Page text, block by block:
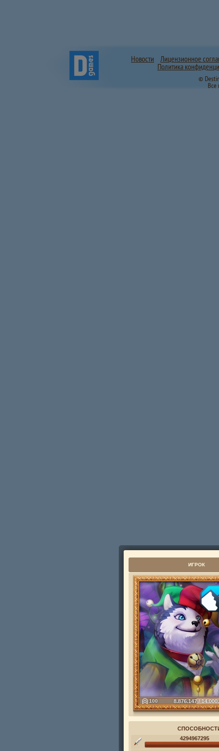
Новости
Лицензионное
Политика
©
Все
ИГРОК
100 8.876.147 /
4294967295